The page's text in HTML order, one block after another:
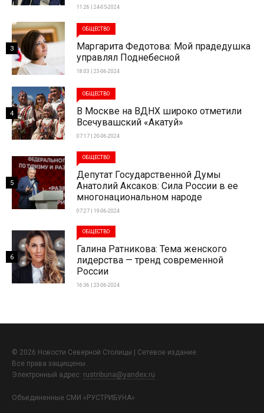
11:26 | 24-05-2024
ОБЩЕСТВО
Маргарита Федотова: Мой прадедушка
управлял Поднебесной
18:03 | 23-06-2024
3
ОБЩЕСТВО
В Москве на ВДНХ широко отметили
Всечувашский «Акатуй»
07:17 | 20-06-2024
4
ОБЩЕСТВО
Депутат Государственной Думы
Анатолий Аксаков: Сила России в ее
многонациональном народе
07:27 | 19-06-2024
5
ОБЩЕСТВО
Галина Ратникова: Тема женского
лидерства — тренд современной
России
16:36 | 23-06-2024
6
© 2026 Новости Северной Столицы | Сетевое издание.
Все права защищены.
Электронный адрес: rustribuna@yandex.ru
Объединенные СМИ «РУСТРИБУНА»